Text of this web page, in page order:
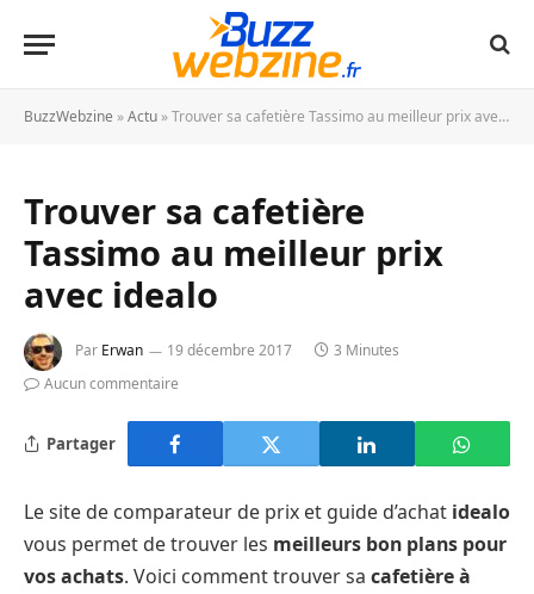
BuzzWebzine »Actu »Trouver sa cafetière Tassimo au meilleur prix avec idealo
Trouver sa cafetière
Tassimo au meilleur prix
avec idealo
Par Erwan 19 décembre 2017
3 Minutes
Aucun commentaire
Partager
Le site de comparateur de prix et guide d’achat idealo
vous permet de trouver les meilleurs bon plans pour
vos achats. Voici comment trouver sa cafetière à